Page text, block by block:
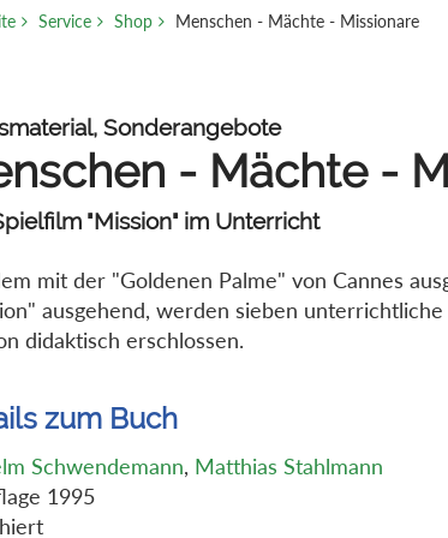
Service Shop Menschen - Mächte - Missionare
Sonderangebote
- Mächte -
"Mission" im Unterricht
mit der "Goldenen Palme" von Cannes
ausgehend, werden sieben unterrichtliche
didaktisch erschlossen.
zum Buch
Schwendemann, Matthias Stahlmann
1995